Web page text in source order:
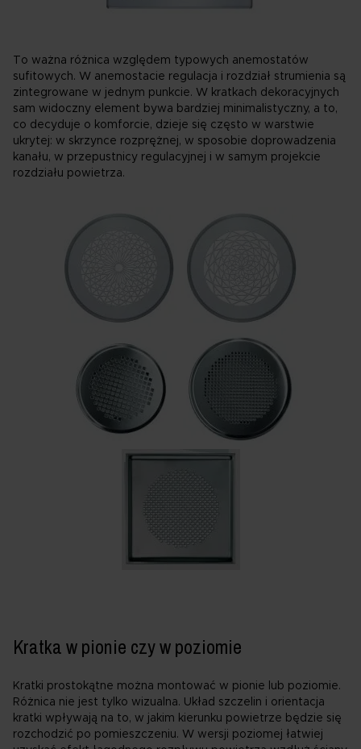
To ważna różnica względem typowych anemostatów
sufitowych. W anemostacie regulacja i rozdział strumienia są
zintegrowane w jednym punkcie. W kratkach dekoracyjnych
sam widoczny element bywa bardziej minimalistyczny, a to,
co decyduje o komforcie, dzieje się często w warstwie
ukrytej: w skrzynce rozprężnej, w sposobie doprowadzenia
kanału, w przepustnicy regulacyjnej i w samym projekcie
rozdziału powietrza.
Kratka w pionie czy w poziomie
Kratki prostokątne można montować w pionie lub poziomie.
Różnica nie jest tylko wizualna. Układ szczelin i orientacja
kratki wpływają na to, w jakim kierunku powietrze będzie się
rozchodzić po pomieszczeniu. W wersji poziomej łatwiej